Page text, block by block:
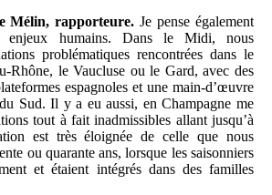
Mélin, rapporteure. Je pense également
humains. Dans le Midi, nous
problématiques rencontrées dans le
le Vaucluse ou le Gard, avec des
espagnoles et une main‑d’œuvre
Sud. Il y a eu aussi, en Champagne me
tout à fait inadmissibles allant jusqu’à
est très éloignée de celle que nous
ou quarante ans, lorsque les saisonniers
et étaient intégrés dans des familles